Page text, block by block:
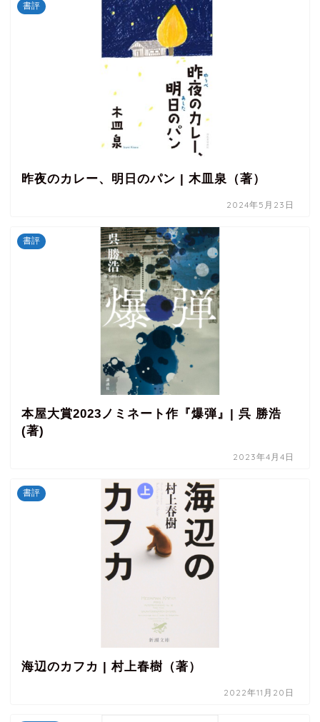
書評
昨夜のカレー、明日のパン | 木皿泉（著）
2024年5月23日
書評
本屋大賞2023ノミネート作『爆弾』| 呉 勝浩
(著)
2023年4月4日
書評
海辺のカフカ | 村上春樹（著）
2022年11月20日